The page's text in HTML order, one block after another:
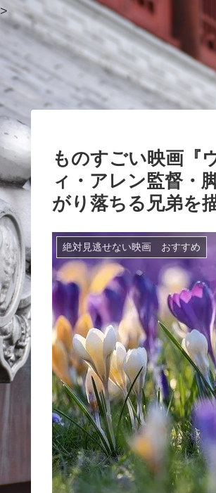
>
ものすごい映画『
ィ・アレン監督・
がり落ちる兄弟を
絶対見逃せない映画 おすすめ